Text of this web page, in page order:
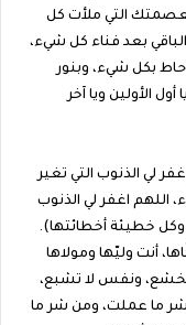
التي ملأت كل
بعد فناء كل شيء،
بكل شيء، وبنور
الأولين ويا آخر
لي الذنوب التي تغير
اللهم اغفر لي الذنوب
وكل خطيئة أخطائتها).
أنت وليّها ومولاها
يخشع، ونفس لا تشبع،
شر ما عملت، ومن شر ما